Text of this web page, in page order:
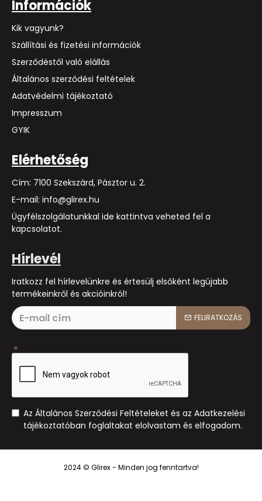
Információk
Kik vagyunk?
Szállítási és fizetési információk
Szerződéstől való elállás
Általános szerződési feltételek
Adatvédelmi tájékoztató
Impresszum
GYIK
Elérhetőség
Cím: 7100 Szekszárd, Pásztor u. 2.
E-mail: info@glirex.hu
Ügyfélszolgálatunkkal ide kattintva veheted fel a
kapcsolatot.
Hírlevél
Iratkozz fel hírlevelünkre és értesülj elsőként legújabb
termékeinkről és akcióinkról!
FELIRATKOZÁS
Az Általános Szerződési Feltételeket és az Adatkezelési
tájékoztatóban foglaltakat elolvastam és elfogadom.
2024 © Glirex - Minden jog fenntartva!